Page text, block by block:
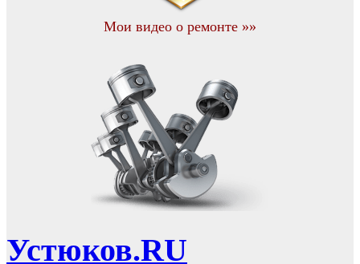
Мои видео о ремонте »»
Устюков.RU